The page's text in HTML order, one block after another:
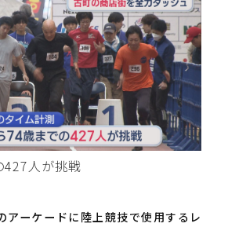
427人が挑戦
アーケードに陸上競技で使用するレ